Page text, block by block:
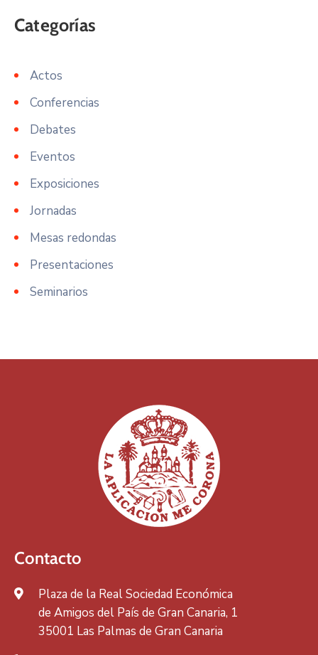
Actos
Conferencias
Debates
Eventos
Exposiciones
Jornadas
Mesas redondas
Presentaciones
Seminarios
Contacto
Plaza de la Real Sociedad Económica
de Amigos del País de Gran Canaria, 1
35001 Las Palmas de Gran Canaria